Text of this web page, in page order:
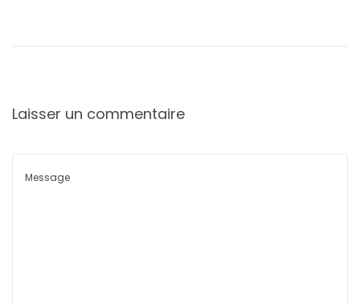
Laisser un commentaire